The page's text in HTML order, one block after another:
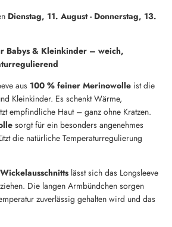
Dienstag, 11. August- Donnerstag, 13.
Babys & Kleinkinder – weich,
aus 100 % feiner Merinowolle ist die
Kleinkinder. Es schenkt Wärme,
empfindliche Haut – ganz ohne Kratzen.
sorgt für ein besonders angenehmes
die natürliche Temperaturregulierung
lässt sich das Longsleeve
Die langen Armbündchen sorgen
zuverlässig gehalten wird und das